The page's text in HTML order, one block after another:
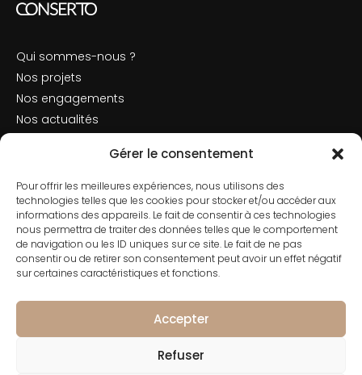
Gérer le consentement
Pour offrir les meilleures expériences, nous utilisons des
technologies telles que les cookies pour stocker et/ou accéder aux
informations des appareils. Le fait de consentir à ces technologies
nous permettra de traiter des données telles que le comportement
de navigation ou les ID uniques sur ce site. Le fait de ne pas
consentir ou de retirer son consentement peut avoir un effet négatif
sur certaines caractéristiques et fonctions.
Accepter
Refuser
Qui sommes-nous ?
Nos projets
Nos engagements
Nos actualités
Politique de cookies
Nous contacter
Contact
01 42 66 50 70
182 Rue de Rivoli, 75001 Paris